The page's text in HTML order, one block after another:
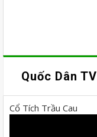
Quốc Dân TV
Cổ Tích Trầu Cau